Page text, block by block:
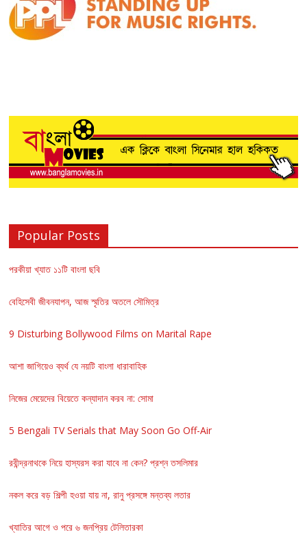
Popular Posts
পরকীয়া খ্যাত ১১টি বাংলা ছবি
বেহিসেবী জীবনযাপন, আজ স্মৃতির অতলে সৌমিত্র
9 Disturbing Bollywood Films on Marital Rape
আশা জাগিয়েও ব্যর্থ যে নয়টি বাংলা ধারাবাহিক
নিজের মেয়েদের বিয়েতে কন্যাদান করব না: সোমা
5 Bengali TV Serials that May Soon Go Off-Air
রবীন্দ্রনাথকে নিয়ে হাস্যরস করা যাবে না কেন? প্রশ্ন তসলিমার
নকল করে বড় শিল্পী হওয়া যায় না, রানু প্রসঙ্গে মন্তব্য লতার
খ্যাতির আগে ও পরে ৬ জনপ্রিয় টেলিতারকা